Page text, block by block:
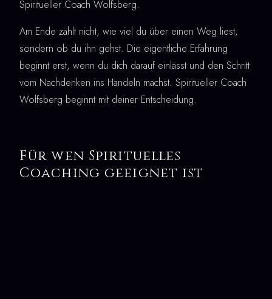
Spiritueller Coach Wolfsberg.
Am Ende zählt nicht, wie viel du über einen Weg liest,
sondern ob du ihn gehst. Die eigentliche Erfahrung
beginnt erst, wenn du dich darauf einlässt und den Schritt
vom Nachdenken ins Handeln machst. Spiritueller Coach
Wolfsberg beginnt mit deiner Entscheidung.
Für wen Spirituelles
Coaching geeignet ist